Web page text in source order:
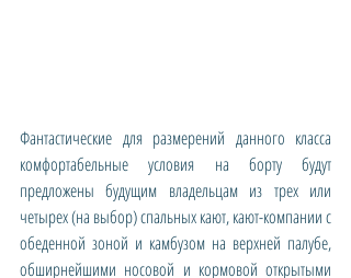
Фантастические для размерений данного класса
комфортабельные условия на борту будут
предложены будущим владельцам из трех или
четырех (на выбор) спальных кают, кают-компании с
обеденной зоной и камбузом на верхней палубе,
обширнейшими носовой и кормовой открытыми